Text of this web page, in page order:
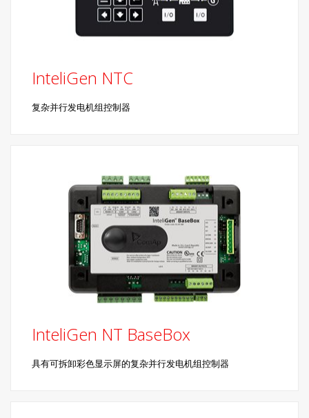
InteliGen NTC
复杂并行发电机组控制器
InteliGen NT BaseBox
具有可拆卸彩色显示屏的复杂并行发电机组控制器